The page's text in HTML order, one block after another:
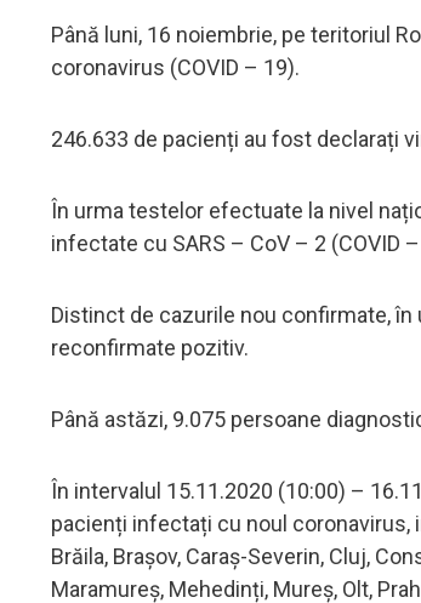
Până luni, 16 noiembrie, pe teritoriul
coronavirus (COVID – 19).
246.633 de pacienți au fost declarați
În urma testelor efectuate la nivel
infectate cu SARS – CoV – 2 (COVID
Distinct de cazurile nou confirmate,
reconfirmate pozitiv.
Până astăzi, 9.075 persoane
În intervalul 15.11.2020 (10:00) –
pacienți infectați cu noul coronavirus,
Brăila, Brașov, Caraș-Severin, Cluj,
Maramureș, Mehedinți, Mureș, Olt,